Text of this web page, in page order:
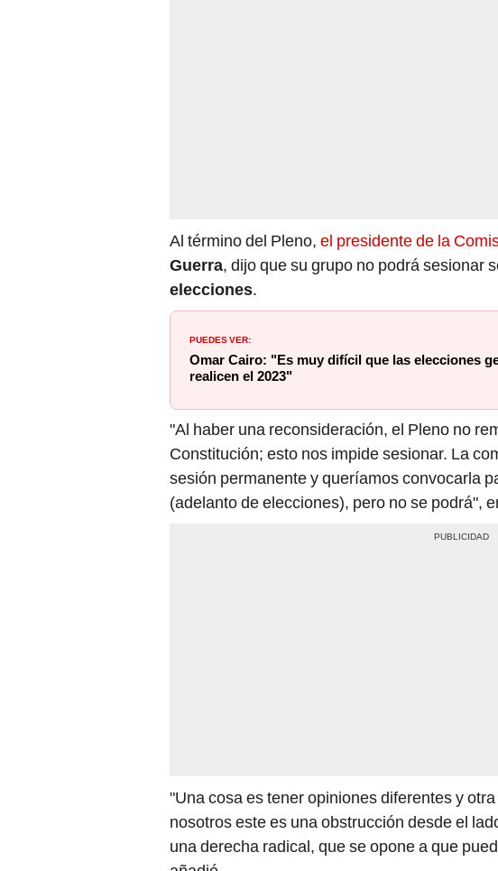
Al término del Pleno, el presidente de la
Guerra, dijo que su grupo no podrá sesionar
elecciones.
PUEDES VER:
Omar Cairo: "Es muy difícil que las elecciones
realicen el 2023"
"Al haber una reconsideración, el Pleno no
Constitución; esto nos impide sesionar. La
sesión permanente y queríamos convocarla
(adelanto de elecciones), pero no se podrá",
"Una cosa es tener opiniones diferentes y
nosotros este es una obstrucción desde el
una derecha radical, que se opone a que